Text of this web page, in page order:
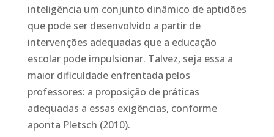
inteligência um conjunto dinâmico de aptidões
que pode ser desenvolvido a partir de
intervenções adequadas que a educação
escolar pode impulsionar. Talvez, seja essa a
maior dificuldade enfrentada pelos
professores: a proposição de práticas
adequadas a essas exigências, conforme
aponta Pletsch (2010).